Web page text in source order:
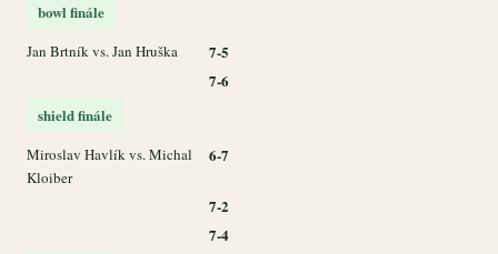
bowl finále
Jan Brtník vs. Jan Hruška
7-5
7-6
shield finále
Miroslav Havlík vs. Michal
Kloiber
6-7
7-2
7-4